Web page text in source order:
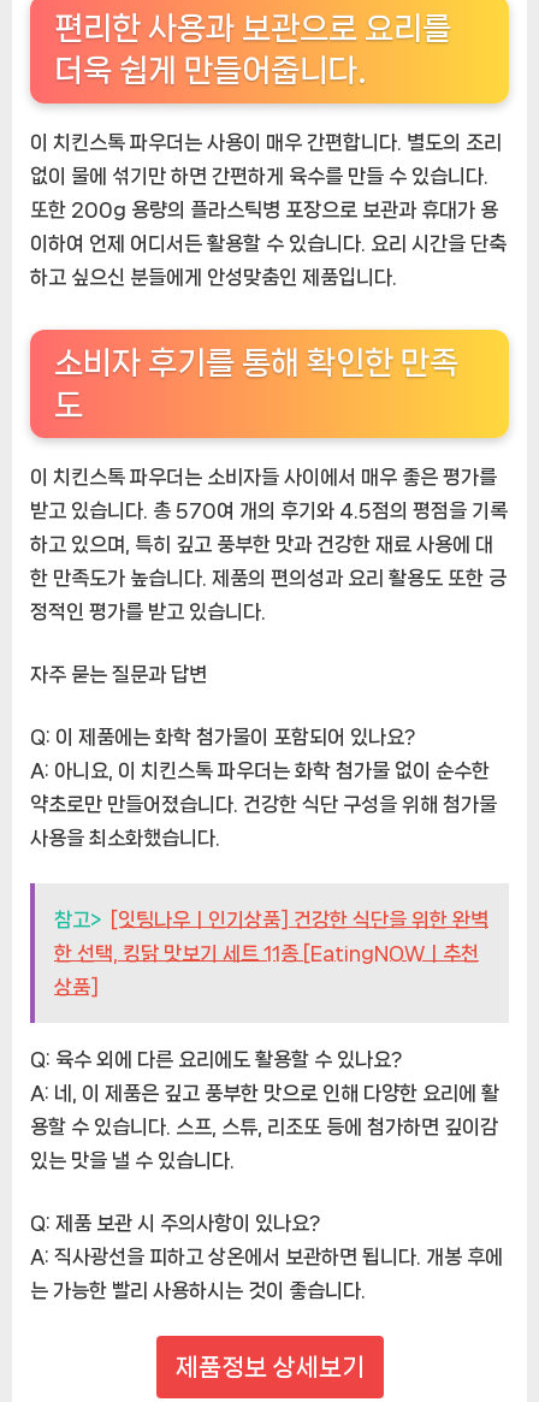
편리한 사용과 보관으로 요리를
더욱 쉽게 만들어줍니다.
이 치킨스톡 파우더는 사용이 매우 간편합니다. 별도의 조리
없이 물에 섞기만 하면 간편하게 육수를 만들 수 있습니다.
또한 200g 용량의 플라스틱병 포장으로 보관과 휴대가 용
이하여 언제 어디서든 활용할 수 있습니다. 요리 시간을 단축
하고 싶으신 분들에게 안성맞춤인 제품입니다.
소비자 후기를 통해 확인한 만족
도
이 치킨스톡 파우더는 소비자들 사이에서 매우 좋은 평가를
받고 있습니다. 총 570여 개의 후기와 4.5점의 평점을 기록
하고 있으며, 특히 깊고 풍부한 맛과 건강한 재료 사용에 대
한 만족도가 높습니다. 제품의 편의성과 요리 활용도 또한 긍
정적인 평가를 받고 있습니다.
자주 묻는 질문과 답변
Q: 이 제품에는 화학 첨가물이 포함되어 있나요?
A: 아니요, 이 치킨스톡 파우더는 화학 첨가물 없이 순수한
약초로만 만들어졌습니다. 건강한 식단 구성을 위해 첨가물
사용을 최소화했습니다.
참고> [잇팅나우ㅣ인기상품] 건강한 식단을 위한 완벽
한 선택, 킹닭 맛보기 세트 11종 [EatingNOWㅣ추천
상품]
Q: 육수 외에 다른 요리에도 활용할 수 있나요?
A: 네, 이 제품은 깊고 풍부한 맛으로 인해 다양한 요리에 활
용할 수 있습니다. 스프, 스튜, 리조또 등에 첨가하면 깊이감
있는 맛을 낼 수 있습니다.
Q: 제품 보관 시 주의사항이 있나요?
A: 직사광선을 피하고 상온에서 보관하면 됩니다. 개봉 후에
는 가능한 빨리 사용하시는 것이 좋습니다.
제품정보 상세보기